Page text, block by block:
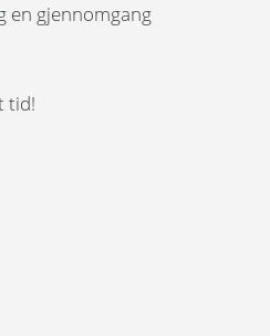
en gjennomgang
tid!